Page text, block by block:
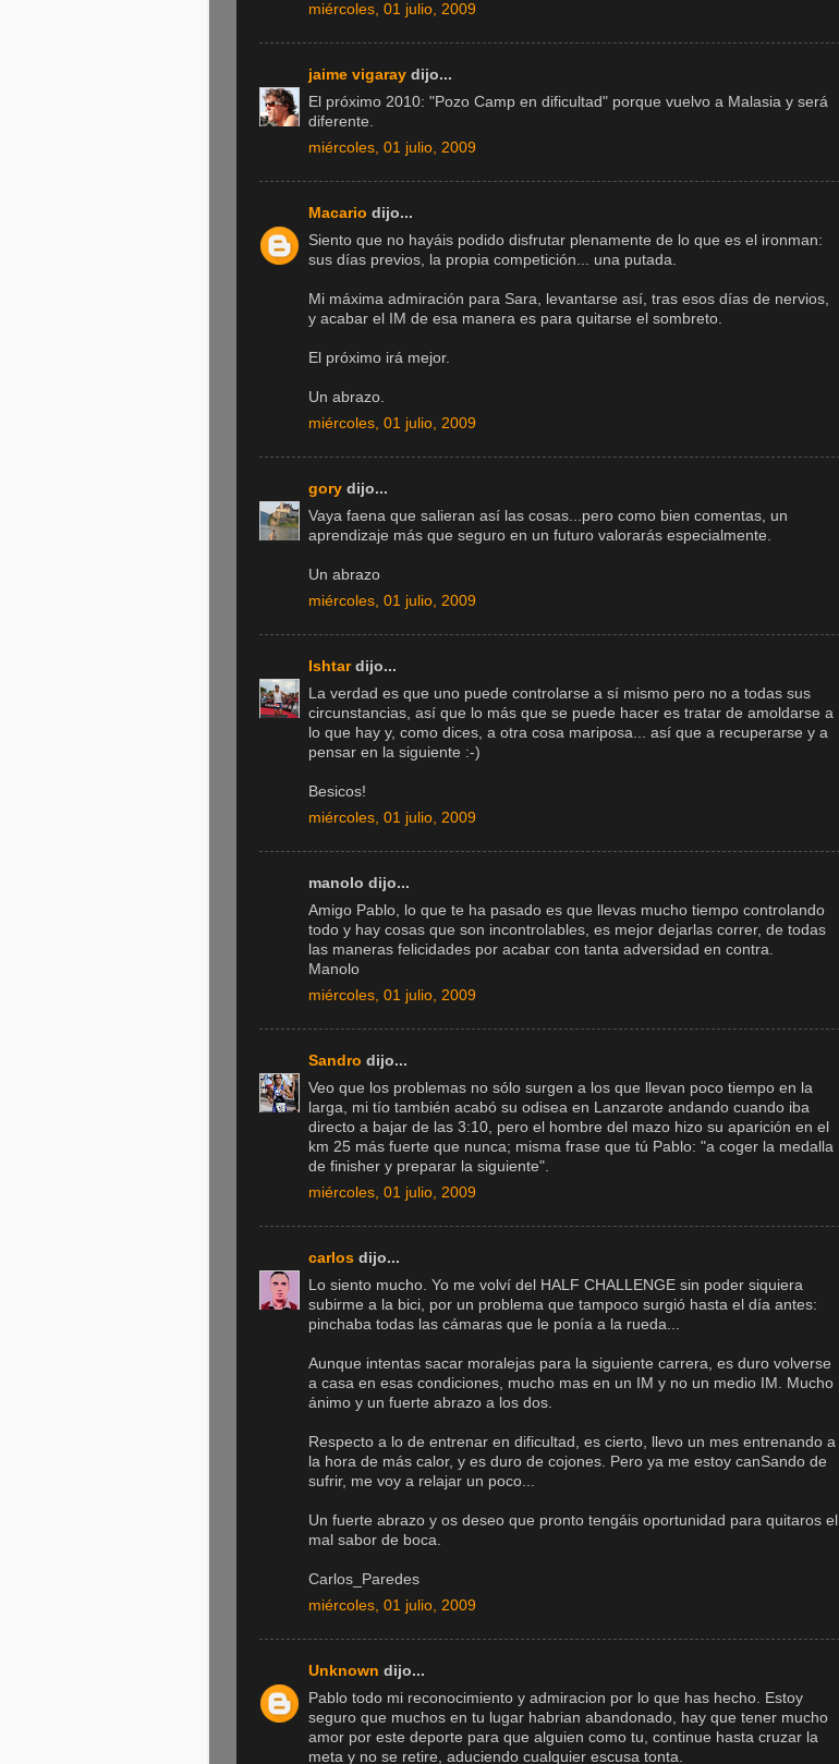
miércoles, 01 julio, 2009
jaime vigaray dijo...
El próximo 2010: "Pozo Camp en dificultad" porque vuelvo a Malasia y será
diferente.
miércoles, 01 julio, 2009
Macario dijo...
Siento que no hayáis podido disfrutar plenamente de lo que es el ironman:
sus días previos, la propia competición... una putada.
Mi máxima admiración para Sara, levantarse así, tras esos días de nervios,
y acabar el IM de esa manera es para quitarse el sombreto.
El próximo irá mejor.
Un abrazo.
miércoles, 01 julio, 2009
gory dijo...
Vaya faena que salieran así las cosas...pero como bien comentas, un
aprendizaje más que seguro en un futuro valorarás especialmente.
Un abrazo
miércoles, 01 julio, 2009
Ishtardijo...
La verdad es que uno puede controlarse a sí mismo pero no a todas sus
circunstancias, así que lo más que se puede hacer es tratar de amoldarse a
lo que hay y, como dices, a otra cosa mariposa... así que a recuperarse y a
pensar en la siguiente :-)
Besicos!
miércoles, 01 julio, 2009
manolo dijo...
Amigo Pablo, lo que te ha pasado es que llevas mucho tiempo controlando
todo y hay cosas que son incontrolables, es mejor dejarlas correr, de todas
las maneras felicidades por acabar con tanta adversidad en contra.
Manolo
miércoles, 01 julio, 2009
Sandro dijo...
Veo que los problemas no sólo surgen a los que llevan poco tiempo en la
larga, mi tío también acabó su odisea en Lanzarote andando cuando iba
directo a bajar de las 3:10, pero el hombre del mazo hizo su aparición en el
km 25 más fuerte que nunca; misma frase que tú Pablo: "a coger la medalla
de finisher y preparar la siguiente".
miércoles, 01 julio, 2009
carlos dijo...
Lo siento mucho. Yo me volví del HALF CHALLENGE sin poder siquiera
subirme a la bici, por un problema que tampoco surgió hasta el día antes:
pinchaba todas las cámaras que le ponía a la rueda...
Aunque intentas sacar moralejas para la siguiente carrera, es duro volverse
a casa en esas condiciones, mucho mas en un IM y no un medio IM. Mucho
ánimo y un fuerte abrazo a los dos.
Respecto a lo de entrenar en dificultad, es cierto, llevo un mes entrenando a
la hora de más calor, y es duro de cojones. Pero ya me estoy canSando de
sufrir, me voy a relajar un poco...
Un fuerte abrazo y os deseo que pronto tengáis oportunidad para quitaros el
mal sabor de boca.
Carlos_Paredes
miércoles, 01 julio, 2009
Unknown dijo...
Pablo todo mi reconocimiento y admiracion por lo que has hecho. Estoy
seguro que muchos en tu lugar habrian abandonado, hay que tener mucho
amor por este deporte para que alguien como tu, continue hasta cruzar la
meta y no se retire, aduciendo cualquier escusa tonta.